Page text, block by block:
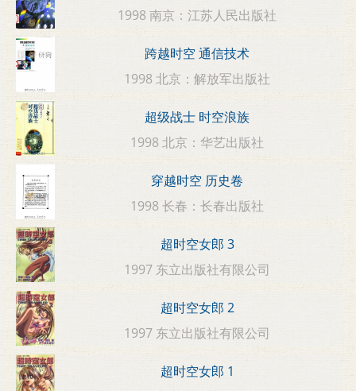
1998 南京：江苏人民出版社
跨越时空 通信技术
1998 北京：解放军出版社
超级战士 时空浪族
1998 北京：华艺出版社
穿越时空 历史卷
1998 长春：长春出版社
超时空女郎 3
1997 东立出版社有限公司
超时空女郎 2
1997 东立出版社有限公司
超时空女郎 1